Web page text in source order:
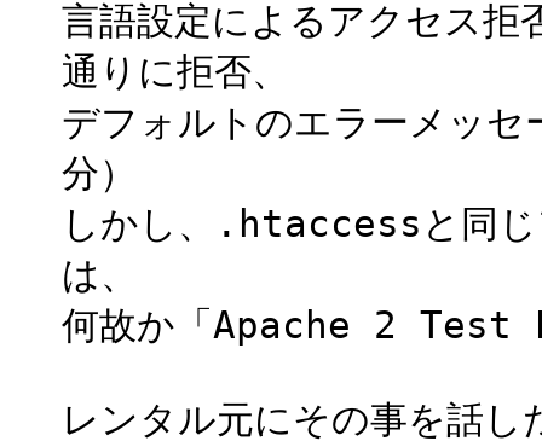
言語設定によるアクセス
通りに拒否、
デフォルトのエラーメッ
分）
しかし、.htaccessと同
は、
何故か「Apache 2 Test
レンタル元にその事を話